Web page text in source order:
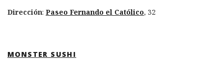
Dirección: Paseo Fernando el Católico, 32
MONSTER SUSHI